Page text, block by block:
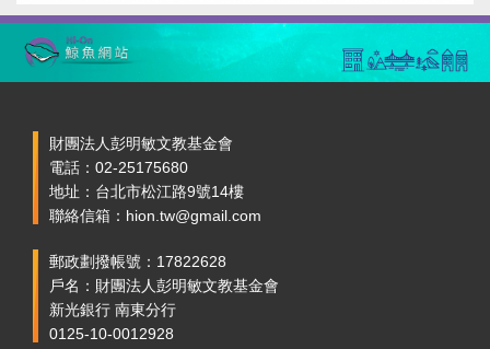
財團法人彭明敏文教基金會
電話：02-25175680
地址：台北市松江路9號14樓
聯絡信箱：hion.tw@gmail.com
郵政劃撥帳號：17822628
戶名：財團法人彭明敏文教基金會
新光銀行 南東分行
0125-10-0012928